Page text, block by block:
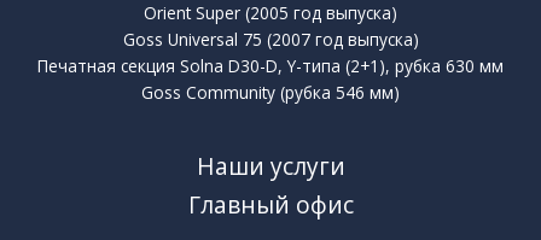
Orient Super (2005 год выпуска)
Goss Universal 75 (2007 год выпуска)
Печатная секция Solna D30-D, Y-типа (2+1), рубка 630 мм
Goss Community (рубка 546 мм)
Наши услуги
Главный офис